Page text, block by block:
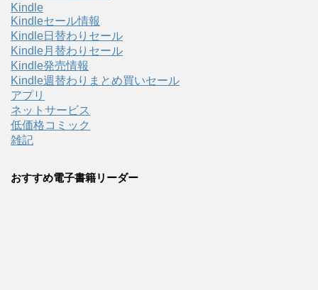
Kindle
Kindleセール情報
Kindle日替わりセール
Kindle月替わりセール
Kindle発売情報
Kindle週替わりまとめ買いセール
アプリ
ネットサービス
低価格コミック
雑記
おすすめ電子書籍リーダー